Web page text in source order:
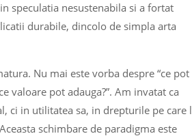
speculatia nesustenabila si a fortat
durabile, dincolo de simpla arta
Nu mai este vorba despre “ce pot
valoare pot adauga?”. Am invatat ca
ci in utilitatea sa, in drepturile pe care
schimbare de paradigma este